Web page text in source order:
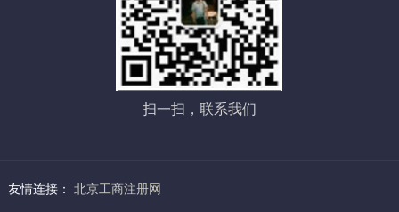
六：丰台虚拟地址：
1、小规模地址 7000起/年（海户营）
2、一般纳税人 8500起/年
相关行政机关如有新规定，由相关部门和申办人按照国家规定相互
经营范围中有需特种许可经营项目，报送审批
如有特殊经营许可项目还需相关部门报审盖章，特种行业，许可证
扫一扫，联系我们
友情连接： 北京工商注册网